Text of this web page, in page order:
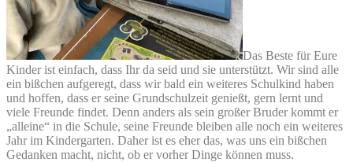
Das Beste für Eure
Kinder ist einfach, dass Ihr da seid und sie unterstützt. Wir sind alle
ein bißchen aufgeregt, dass wir bald ein weiteres Schulkind haben
und hoffen, dass er seine Grundschulzeit genießt, gern lernt und
viele Freunde findet. Denn anders als sein großer Bruder kommt er
„alleine“ in die Schule, seine Freunde bleiben alle noch ein weiteres
Jahr im Kindergarten. Daher ist es eher das, was uns ein bißchen
Gedanken macht, nicht, ob er vorher Dinge können muss.